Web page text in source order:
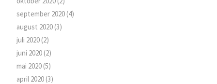
september 2020(4)
august 2020(3)
juli 2020(2)
juni 2020(2)
mai 2020(5)
april 2020(3)